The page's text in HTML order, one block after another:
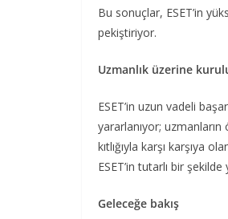
Bu sonuçlar, ESET’in
pekiştiriyor.
Uzmanlık üzerine
ESET’in uzun vadeli
yararlanıyor;
kıtlığıyla karşı karşıya
ESET’in tutarlı bir
Geleceğe bakış